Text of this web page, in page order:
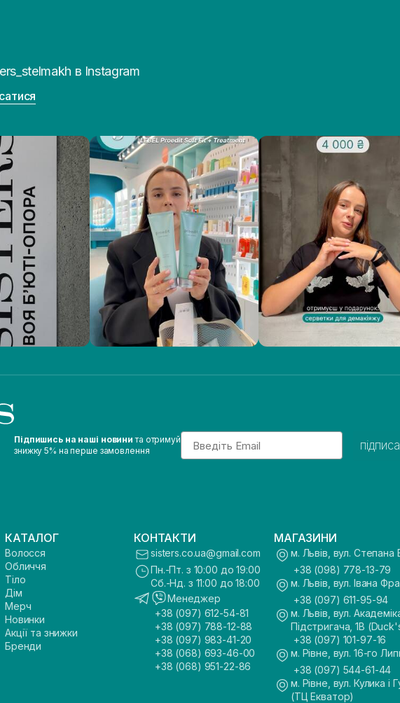
в Instagram
Підпишись на наші новини та отримуй
знижку 5% на перше замовлення
Email
КАТАЛОГ
Волосся
Обличчя
Тіло
Дім
Мерч
Новинки
Акції та знижки
Бренди
КОНТАКТИ
sisters.co.ua@gmail.com
Пн.-Пт. з 10:00 до 19:00
Сб.-Нд. з 11:00 до 18:00
Менеджер
+38 (097) 612-54-81
+38 (097) 788-12-88
+38 (097) 983-41-20
+38 (068) 693-46-00
+38 (068) 951-22-86
МАГАЗИНИ
м. Львів, вул. Степана
+38 (098) 778-13-79
м. Львів, вул. Івана
+38 (097) 611-95-94
м. Львів, вул.
Підстригача, 1В
+38 (097) 101-97-16
м. Рівне, вул. 16-го
+38 (097) 544-61-44
м. Рівне, вул. Кулика і
(ТЦ Екватор)